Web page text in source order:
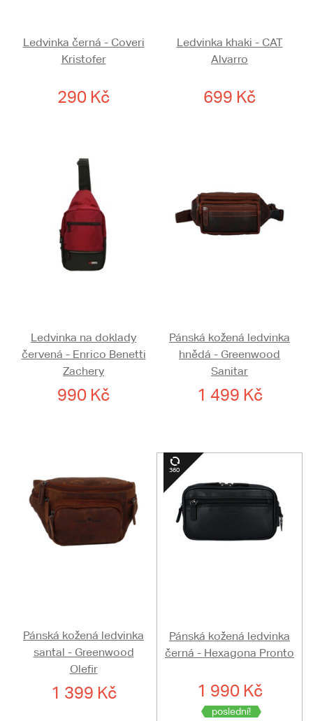
Ledvinka černá - Coveri
Kristofer
290 Kč
Ledvinka khaki - CAT
Alvarro
699 Kč
Ledvinka na doklady
červená - Enrico Benetti
Zachery
990 Kč
Pánská kožená ledvinka
hnědá - Greenwood
Sanitar
1 499 Kč
Pánská kožená ledvinka
santal - Greenwood
Olefir
1 399 Kč
Pánská kožená ledvinka
černá - Hexagona Pronto
1 990 Kč
poslední!